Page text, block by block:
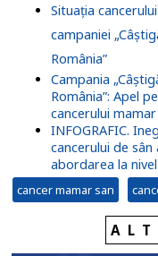
Situația
campaniei
România”
Campania
România”: Apel
cancerului
INFOGRAFIC.
cancerului de
abordarea la
cancer mamar san